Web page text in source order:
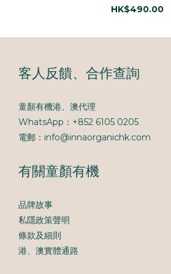
HK$490.00
客人反饋、合作查詢
童顏有機港、澳代理
WhatsApp：+852 6105 0205
電郵：info@innaorganichk.com
有關童顏有機
品牌故事
私隱政策聲明
條款及細則
港、澳實體通路